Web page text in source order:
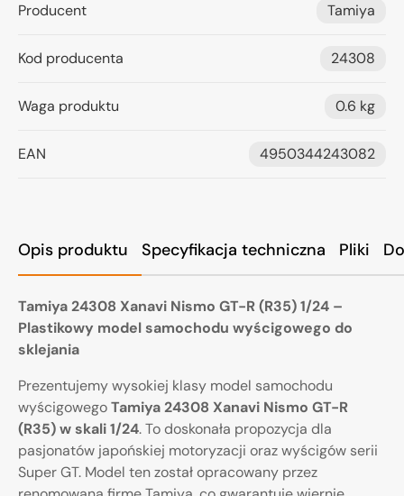
Opis produktu Specyfikacja techniczna Pliki
Tamiya 24308 Xanavi Nismo GT-R (R35) 1/24 –
Plastikowy model samochodu wyścigowego do
sklejania
Prezentujemy wysokiej klasy model samochodu
wyścigowegoTamiya 24308 Xanavi Nismo GT-R
(R35) w skali 1/24. To doskonała propozycja dla
pasjonatów japońskiej motoryzacji oraz wyścigów serii
Super GT. Model ten został opracowany przez
Producent Tamiya
Kod producenta 24308
Waga produktu 0.6 kg
EAN 4950344243082